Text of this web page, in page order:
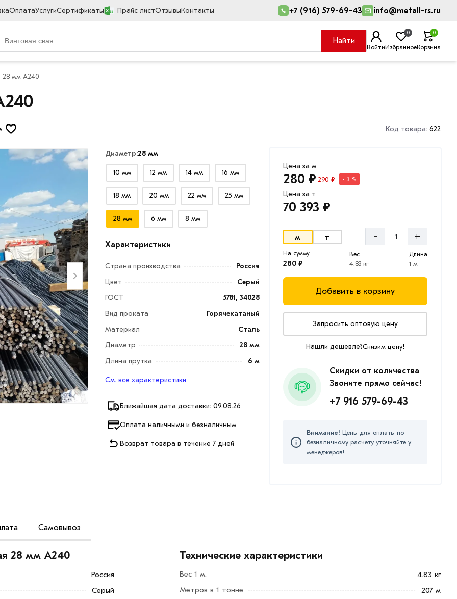
ОплатаУслугиСертификаты Прайс листОтзывыКонтакты +7 (916) 579-69-43 info@metall-rs.ru
Найти
ВойтиИзбранное
0
Корзина
0
28 мм A240
Код товара: 622
Диаметр:28 мм
10 мм 12 мм 14 мм 16 мм
18 мм 20 мм 22 мм 25 мм
28 мм 6 мм 8 мм
Характеристики
Страна производства
Россия
Цвет
Серый
ГОСТ
5781, 34028
Вид проката
Горячекатаный
Материал
Сталь
Диаметр
28 мм
Длина прутка
6 м
См. все характеристики
Ближайшая дата доставки: 09.08.26
Оплата наличными и безналичным
Возврат товара в течение 7 дней
Цена за м
280 ₽ 290 ₽ - 3 %
Цена за т
70 393 ₽
м т - +
На сумму
280 ₽
Вес
4.83 кг
Длина
1 м
Добавить в корзину
Запросить оптовую цену
Нашли дешевле?Снизим цену!
Скидки от количества
Звоните прямо сейчас!
+7 916 579-69-43
Внимание! Цены для оплаты по
безналичному расчету уточняйте у
менеджеров!
Самовывоз
армирования железобетонных
и устойчивостью к
28 мм A240
Россия
Серый
Технические характеристики
Вес 1 м.
4.83 кг
Метров в 1 тонне
207 м